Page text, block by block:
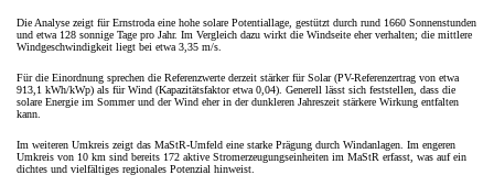
Die Analyse zeigt für Ernstroda eine hohe solare Potentiallage, gestützt durch rund 1660 Sonnenstunden
und etwa 128 sonnige Tage pro Jahr. Im Vergleich dazu wirkt die Windseite eher verhalten; die mittlere
Windgeschwindigkeit liegt bei etwa 3,35 m/s.
Für die Einordnung sprechen die Referenzwerte derzeit stärker für Solar (PV-Referenzertrag von etwa
913,1 kWh/kWp) als für Wind (Kapazitätsfaktor etwa 0,04). Generell lässt sich feststellen, dass die
solare Energie im Sommer und der Wind eher in der dunkleren Jahreszeit stärkere Wirkung entfalten
kann.
Im weiteren Umkreis zeigt das MaStR-Umfeld eine starke Prägung durch Windanlagen. Im engeren
Umkreis von 10 km sind bereits 172 aktive Stromerzeugungseinheiten im MaStR erfasst, was auf ein
dichtes und vielfältiges regionales Potenzial hinweist.